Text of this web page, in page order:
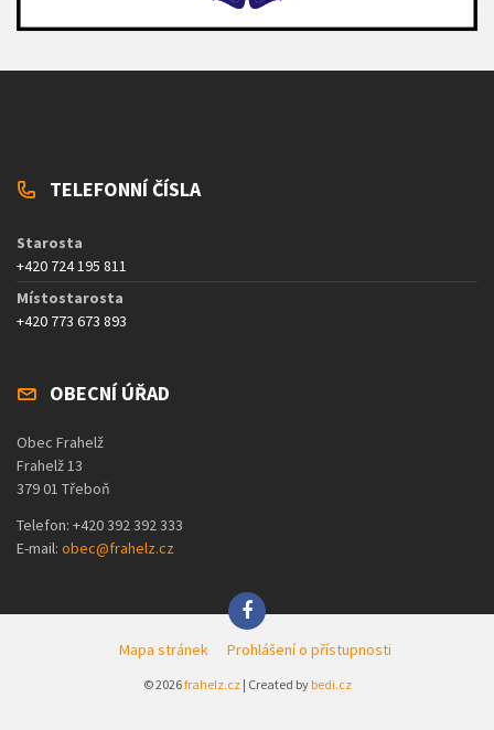
TELEFONNÍ ČÍSLA
Starosta
+420 724 195 811
Místostarosta
+420 773 673 893
OBECNÍ ÚŘAD
Obec Frahelž
Frahelž 13
379 01 Třeboň
Telefon: +420 392 392 333
E-mail: obec@frahelz.cz
Mapa stránek Prohlášení o přístupnosti
© 2026frahelz.cz| Created bybedi.cz